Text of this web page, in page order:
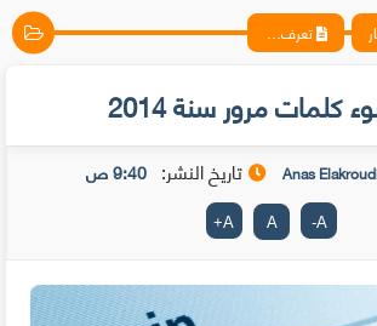
تعرف على أسوء كلمات مرور سنة 2014
مرور سنة 2014
Anas تاريخ النشر: 9:40 ص
A
-
A
A
+